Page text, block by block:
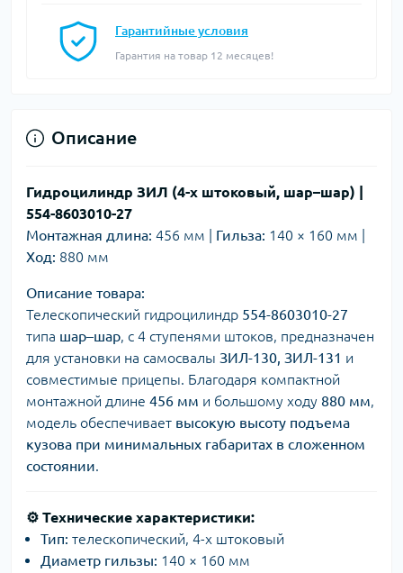
Гарантийные условия
Гарантия на товар 12 месяцев!
Описание
Гидроцилиндр ЗИЛ (4-х штоковый, шар–шар) |
554-8603010-27
Монтажная длина: 456 мм | Гильза: 140 × 160 мм |
Ход: 880 мм
Описание товара:
Телескопический гидроцилиндр 554-8603010-27
типа шар–шар, с 4 ступенями штоков, предназначен
для установки на самосвалы ЗИЛ-130, ЗИЛ-131 и
совместимые прицепы. Благодаря компактной
монтажной длине 456 мм и большому ходу 880 мм,
модель обеспечивает высокую высоту подъема
кузова при минимальных габаритах в сложенном
состоянии.
⚙️ Технические характеристики:
Тип: телескопический, 4-х штоковый
Диаметр гильзы: 140 × 160 мм